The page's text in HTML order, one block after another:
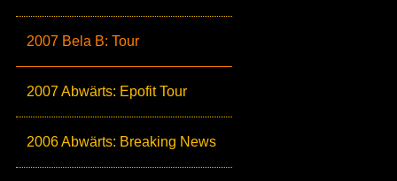
2007 Bela B: Tour
2007 Abwärts: Epofit Tour
2006 Abwärts: Breaking News